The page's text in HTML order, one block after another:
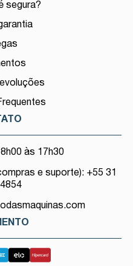
segura?
às 17h30
e suporte): +55 31